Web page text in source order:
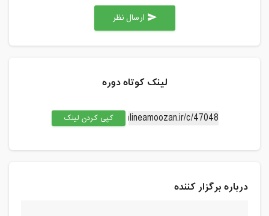
send
لینک کوتاه دوره
کپی کردن لینک
درباره برگزار کننده